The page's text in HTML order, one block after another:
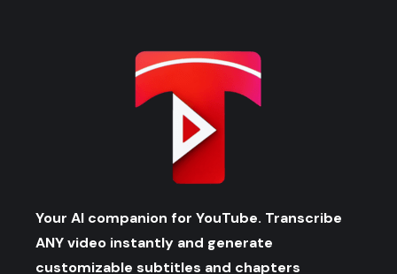
Your AI companion for YouTube. Transcribe
ANY video instantly and generate
customizable subtitles and chapters